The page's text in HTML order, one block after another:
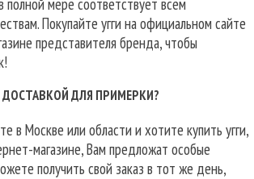
полной мере соответствует всем
Покупайте угги на официальном сайте
представителя бренда, чтобы
ДОСТАВКОЙ ДЛЯ ПРИМЕРКИ?
в Москве или области и хотите купить угги,
магазине, Вам предложат особые
получить свой заказ в тот же день,